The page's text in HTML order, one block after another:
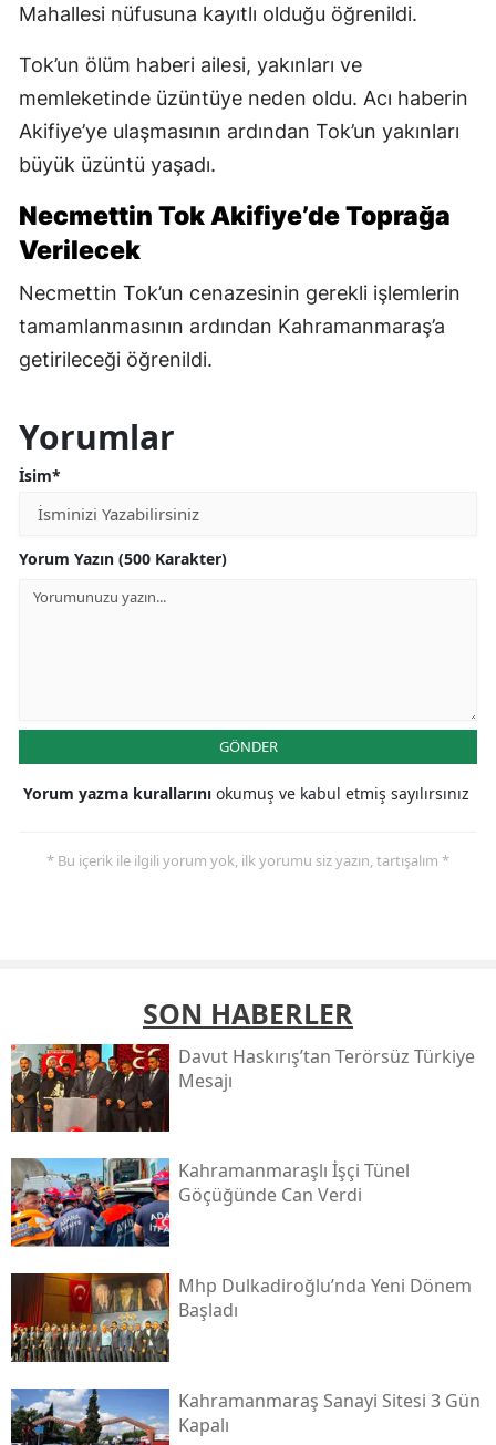
Mahallesi nüfusuna kayıtlı olduğu öğrenildi.
Tok’un ölüm haberi ailesi, yakınları ve
memleketinde üzüntüye neden oldu. Acı haberin
Akifiye’ye ulaşmasının ardından Tok’un yakınları
büyük üzüntü yaşadı.
Necmettin Tok Akifiye’de Toprağa
Verilecek
Necmettin Tok’un cenazesinin gerekli işlemlerin
tamamlanmasının ardından Kahramanmaraş’a
getirileceği öğrenildi.
Yorumlar
İsim*
Yorum Yazın (500 Karakter)
GÖNDER
Yorum yazma kurallarını okumuş ve kabul etmiş sayılırsınız
* Bu içerik ile ilgili yorum yok, ilk yorumu siz yazın, tartışalım *
SON HABERLER
Davut Haskırış’tan Terörsüz Türkiye
Mesajı
Kahramanmaraşlı İşçi Tünel
Göçüğünde Can Verdi
Mhp Dulkadiroğlu’nda Yeni Dönem
Başladı
Kahramanmaraş Sanayi Sitesi 3 Gün
Kapalı